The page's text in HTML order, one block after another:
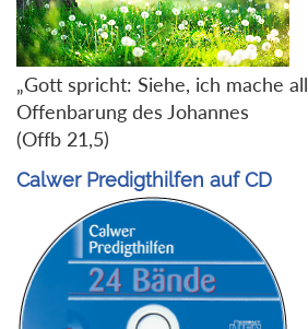
„Gott spricht: Siehe, ich mache
Offenbarung des Johannes
(Offb 21,5)
Calwer Predigthilfen auf CD